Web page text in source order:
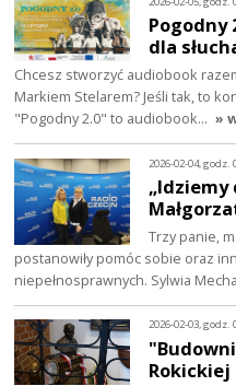
Pogodny
dla
Chcesz stworzyć audiobook
Markiem Stelarem? Jeśli tak, to
"Pogodny 2.0" to audiobook… »
2026-02-04, godz.
„Idziemy
Trzy panie,
postanowiły pomóc sobie oraz
niepełnosprawnych. Sylwia
2026-02-03, godz.
Rokickiej